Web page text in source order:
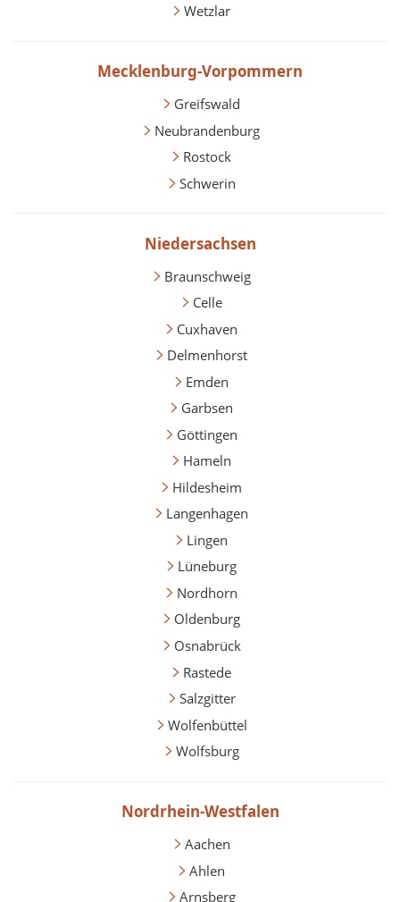
Wetzlar
Mecklenburg-Vorpommern
Greifswald
Neubrandenburg
Rostock
Schwerin
Niedersachsen
Braunschweig
Celle
Cuxhaven
Delmenhorst
Emden
Garbsen
Göttingen
Hameln
Hildesheim
Langenhagen
Lingen
Lüneburg
Nordhorn
Oldenburg
Osnabrück
Rastede
Salzgitter
Wolfenbüttel
Wolfsburg
Nordrhein-Westfalen
Aachen
Ahlen
Arnsberg